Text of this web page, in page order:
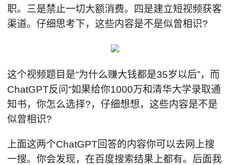
职。三是禁止一切大额消费。四是建立短视频获客
渠道。仔细思考下，这些内容是不是似曾相识?
这个视频题目是“为什么赚大钱都是35岁以后”，而
ChatGPT反问“如果给你1000万和清华大学录取通
知书，你怎么选择?，仔细想想，这些内容是不是
似曾相识?
上面这两个ChatGPT回答的内容你可以去网上搜
一搜。你会发现，在百度搜索结果上都有。后面我